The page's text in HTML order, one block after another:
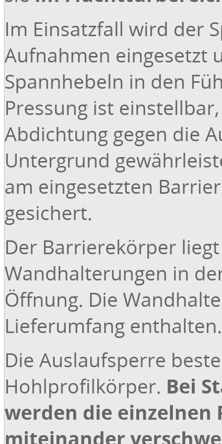
(andere Maße auf Anfrage)
Für Ihre Anfrage bitte folgende Daten eintragen:
Gewünschte Barrierenhöhe (BH) in mm:
Gewünschte Lichte Weite (LW) mm:
Sonstiges:
Im Einsatzfall wird der
Aufnahmen eingesetzt
Spannhebeln in den
Pressung ist
Abdichtung gegen die
Untergrund
am eingesetzten
gesichert.
Der Barrierekörper
Wandhalterungen in
Öffnung. Die
Lieferumfang enthalten.
Die Auslaufsperre
Hohlprofilkörper. Bei
werden die
miteinander